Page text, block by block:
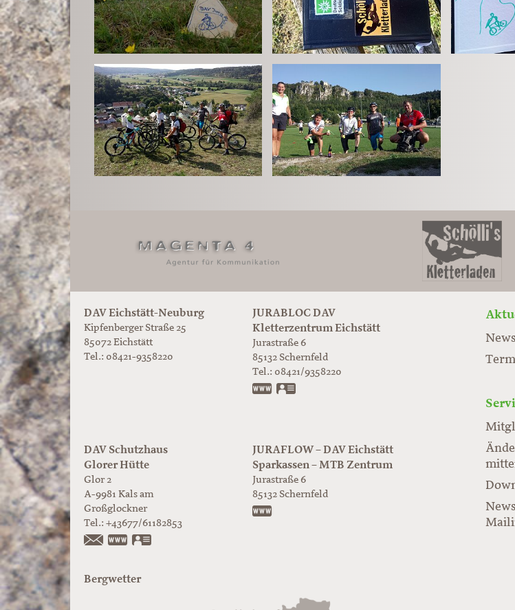
DAV Eichstätt-Neuburg
Kipfenberger Straße 25
85072 Eichstätt
Tel.: 08421-9358220
JURABLOC DAV
Kletterzentrum Eichstätt
Jurastraße 6
85132 Schernfeld
Tel.: 08421/9358220
www.jurabloc.de
DAV Schutzhaus
Glorer Hütte
Glor 2
A-9981 Kals am
Großglockner
Tel.: +43677/61182853
https://www.glorer-huette.at/
JURAFLOW – DAV Eichstätt
Sparkassen – MTB Zentrum
Jurastraße 6
85132 Schernfeld
Bergwetter